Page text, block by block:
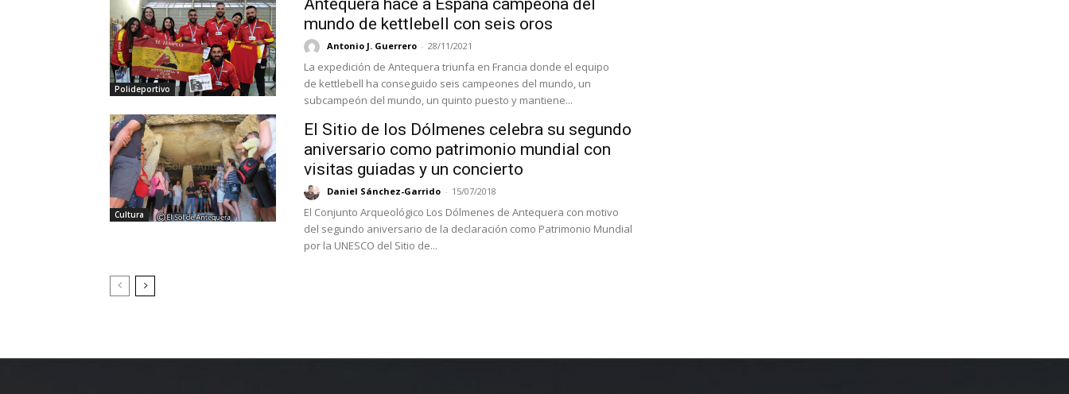
Polideportivo
mundo de kettlebell con seis oros
Antonio J. Guerrero - 28/11/2021
La expedición de Antequera triunfa en Francia donde el equipo
de kettlebell ha conseguido seis campeones del mundo, un
subcampeón del mundo, un quinto puesto y mantiene...
Cultura
El Sitio de los Dólmenes celebra su segundo
aniversario como patrimonio mundial con
visitas guiadas y un concierto
Daniel Sánchez-Garrido - 15/07/2018
El Conjunto Arqueológico Los Dólmenes de Antequera con motivo
del segundo aniversario de la declaración como Patrimonio Mundial
por la UNESCO del Sitio de...